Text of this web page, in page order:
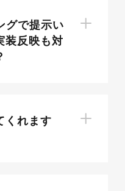
テサロンが最優先で
いえます。
せる基本設定
グで提示い
装反映も対
くれます